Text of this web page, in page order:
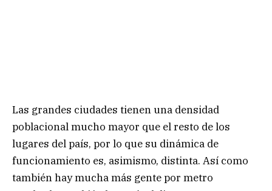
Las grandes ciudades tienen una densidad
poblacional mucho mayor que el resto de los
lugares del país, por lo que su dinámica de
funcionamiento es, asimismo, distinta. Así como
también hay mucha más gente por metro